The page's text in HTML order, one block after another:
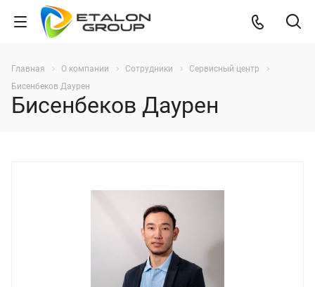
Главная О компании Сотрудники
Сервисный центр
Бисенбеков Даурен
Бисенбеков Даурен